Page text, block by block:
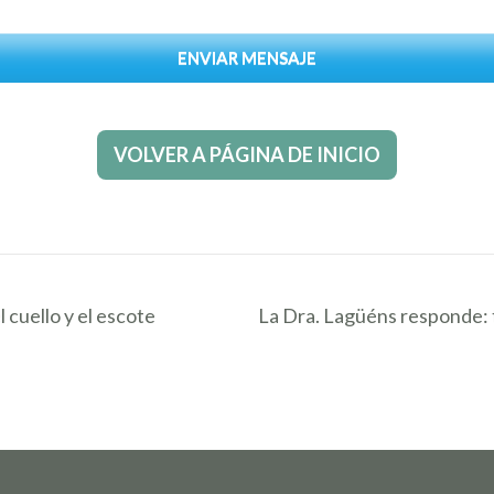
ENVIAR MENSAJE
VOLVER A PÁGINA DE INICIO
cuello y el escote La Dra. Lagüéns